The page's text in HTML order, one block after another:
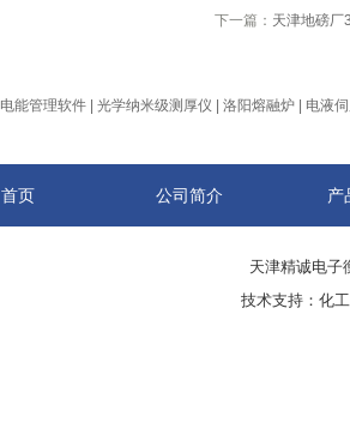
下一篇： 天津地磅厂
电能管理软件 光学纳米级测厚仪 洛阳熔融炉 电液
首页 公司简介 产
天津精诚电
技术支持： 化